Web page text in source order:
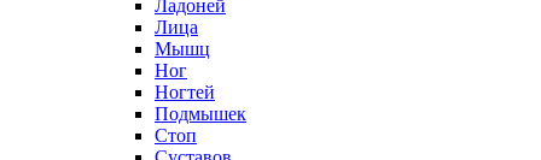
Ладоней
Лица
Мышц
Ног
Ногтей
Подмышек
Стоп